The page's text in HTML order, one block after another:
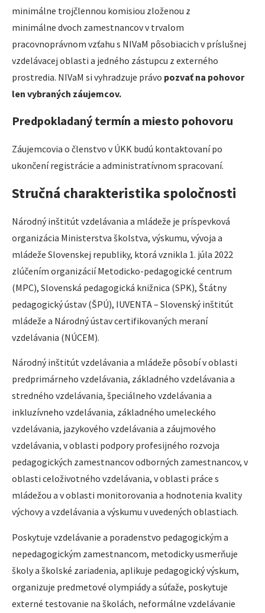
minimálne trojčlennou komisiou zloženou z
minimálne dvoch zamestnancov v trvalom
pracovnoprávnom vzťahu s NIVaM pôsobiacich v príslušnej
vzdelávacej oblasti a jedného zástupcu z externého
prostredia. NIVaM si vyhradzuje právo pozvať na pohovor
len vybraných záujemcov.
Predpokladaný termín a miesto pohovoru
Záujemcovia o členstvo v ÚKK budú kontaktovaní po
ukončení registrácie a administratívnom spracovaní.
Stručná charakteristika spoločnosti
Národný inštitút vzdelávania a mládeže je príspevková
organizácia Ministerstva školstva, výskumu, vývoja a
mládeže Slovenskej republiky, ktorá vznikla 1. júla 2022
zlúčením organizácií Metodicko-pedagogické centrum
(MPC), Slovenská pedagogická knižnica (SPK), Štátny
pedagogický ústav (ŠPÚ), IUVENTA – Slovenský inštitút
mládeže a Národný ústav certifikovaných meraní
vzdelávania (NÚCEM).
Národný inštitút vzdelávania a mládeže pôsobí v oblasti
predprimárneho vzdelávania, základného vzdelávania a
stredného vzdelávania, špeciálneho vzdelávania a
inkluzívneho vzdelávania, základného umeleckého
vzdelávania, jazykového vzdelávania a záujmového
vzdelávania, v oblasti podpory profesijného rozvoja
pedagogických zamestnancov odborných zamestnancov, v
oblasti celoživotného vzdelávania, v oblasti práce s
mládežou a v oblasti monitorovania a hodnotenia kvality
výchovy a vzdelávania a výskumu v uvedených oblastiach.
Poskytuje vzdelávanie a poradenstvo pedagogickým a
nepedagogickým zamestnancom, metodicky usmerňuje
školy a školské zariadenia, aplikuje pedagogický výskum,
organizuje predmetové olympiády a súťaže, poskytuje
externé testovanie na školách, neformálne vzdelávanie